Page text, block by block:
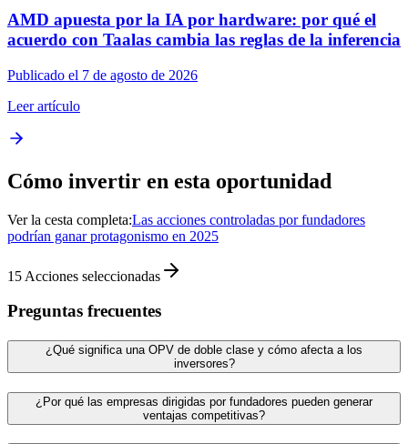
AMD apuesta por la IA por hardware: por qué el
acuerdo con Taalas cambia las reglas de la inferencia
Publicado el 7 de agosto de 2026
Leer artículo
Cómo invertir en esta oportunidad
Ver la cesta completa:Las acciones controladas por fundadores
podrían ganar protagonismo en 2025
15 Acciones seleccionadas
Preguntas frecuentes
¿Qué significa una OPV de doble clase y cómo afecta a los
inversores?
¿Por qué las empresas dirigidas por fundadores pueden generar
ventajas competitivas?